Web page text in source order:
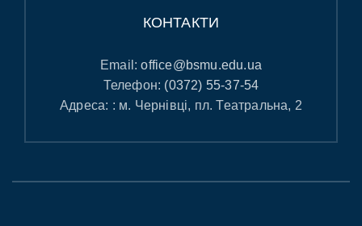
КОНТАКТИ
Email:office@bsmu.edu.ua
Телефон: (0372) 55-37-54
Адреса: : м. Чернівці, пл. Театральна, 2